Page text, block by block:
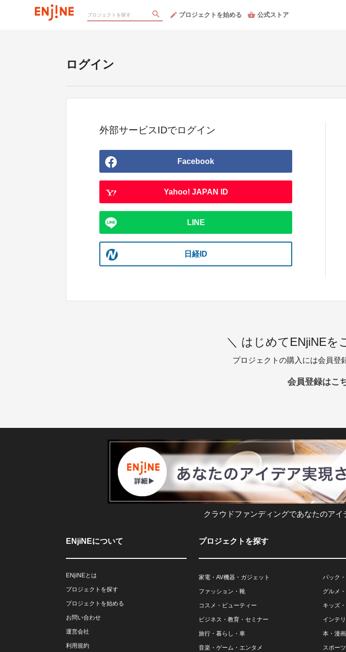
プロジェクトを始める 公式ストア
ログイン
外部サービスIDでログイン
Facebook
Yahoo! JAPAN ID
LINE
日経ID
＼ はじめてENjiNEを
プロジェクトの購入には会員登
会員登録はこ
クラウドファンディングであなたのア
ENjiNEについて
ENjiNEとは
プロジェクトを探す
プロジェクトを始める
お問い合わせ
運営会社
利用規約
プロジェクトを探す
家電・AV機器・ガジェット バック
ファッション・靴 グルメ
コスメ・ビューティー キッズ
ビジネス・教育・セミナー インテ
旅行・暮らし・車 本・漫
音楽・ゲーム・エンタメ スポー